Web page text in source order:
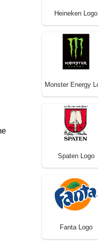
Heineken Logo
Monster Energy
Spaten Logo
Fanta Logo